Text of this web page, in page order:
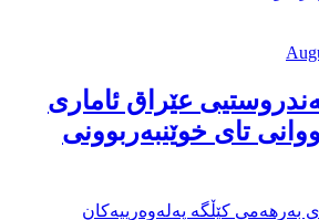
عێراق ئاماری
تای خوێنبەربوونی